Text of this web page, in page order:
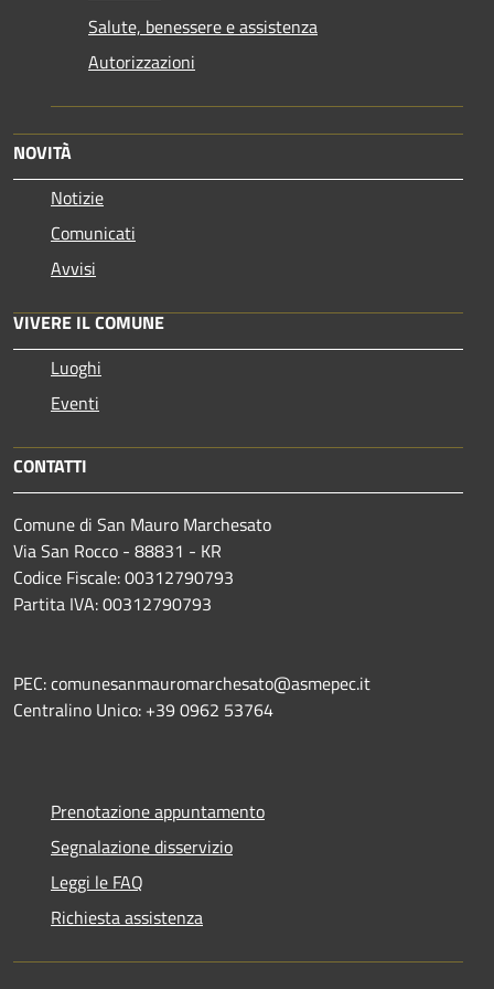
Salute, benessere e assistenza
Autorizzazioni
NOVITÀ
Notizie
Comunicati
Avvisi
VIVERE IL COMUNE
Luoghi
Eventi
CONTATTI
Comune di San Mauro Marchesato
Via San Rocco - 88831 - KR
Codice Fiscale: 00312790793
Partita IVA: 00312790793
PEC: comunesanmauromarchesato@asmepec.it
Centralino Unico: +39 0962 53764
Prenotazione appuntamento
Segnalazione disservizio
Leggi le FAQ
Richiesta assistenza